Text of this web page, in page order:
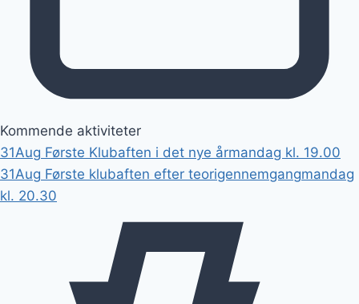
Kommende aktiviteter
31Aug Første Klubaften i det nye årmandag kl. 19.00
31Aug Første klubaften efter teorigennemgangmandag
kl. 20.30